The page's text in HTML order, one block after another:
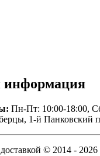
информация
Пн-Пт: 10:00-18:00,
1-й Панковский
© 2014 - 2026